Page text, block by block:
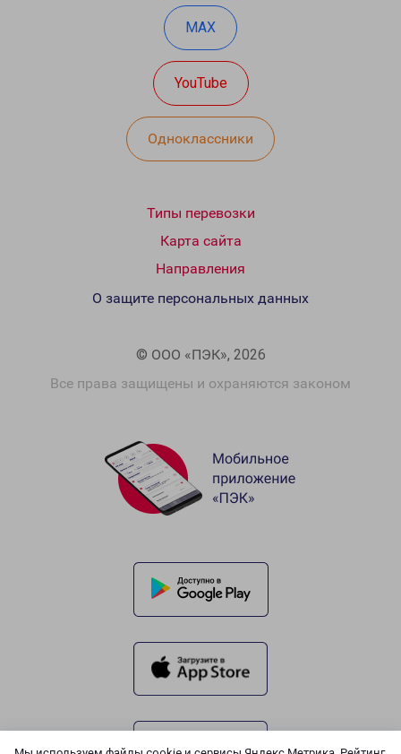
MAX
YouTube
Одноклассники
Типы перевозки
Карта сайта
Направления
© ООО «ПЭК», 2026
Все права защищены и охраняются законом
О защите персональных данных